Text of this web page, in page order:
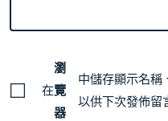
在
瀏
覽
器
中儲存顯示名稱
以供下次發佈留